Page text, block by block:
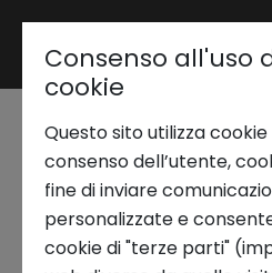
Trend Analysis
Applied Research
Italian
Demo day:
Consenso all'uso
cookie
Questo sito utilizza
consenso dell’utente,
fine di inviare
personalizzate e
cookie di "terze parti"